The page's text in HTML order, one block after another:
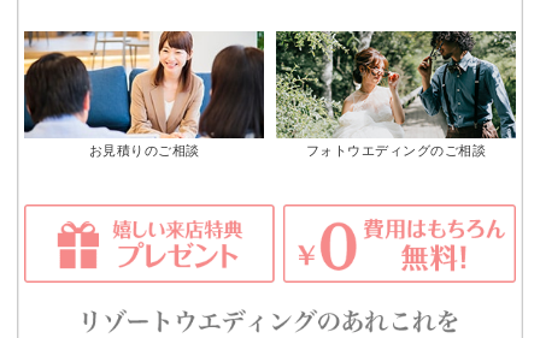
お見積りのご相談 フォトウエディングのご相談